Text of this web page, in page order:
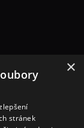
×
stránek